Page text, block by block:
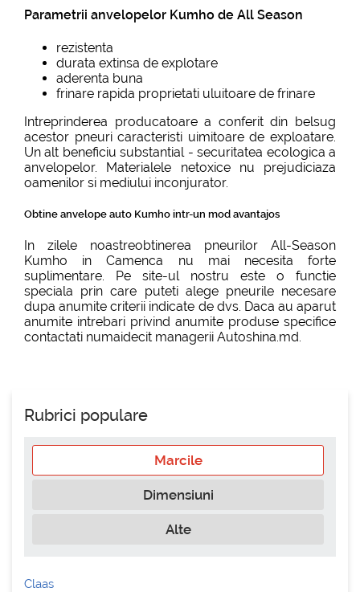
Parametrii anvelopelor Kumho de All Season
rezistenta
durata extinsa de explotare
aderenta buna
frinare rapida proprietati uluitoare de frinare
Intreprinderea producatoare a conferit din belsug
acestor pneuri caracteristi uimitoare de exploatare.
Un alt beneficiu substantial - securitatea ecologica a
anvelopelor. Materialele netoxice nu prejudiciaza
oamenilor si mediului inconjurator.
Obtine anvelope auto Kumho intr-un mod avantajos
In zilele noastreobtinerea pneurilor All-Season
Kumho in Camenca nu mai necesita forte
suplimentare. Pe site-ul nostru este o functie
speciala prin care puteti alege pneurile necesare
dupa anumite criterii indicate de dvs. Daca au aparut
anumite intrebari privind anumite produse specifice
contactati numaidecit managerii Autoshina.md.
Rubrici populare
Marcile
Dimensiuni
Alte
Claas